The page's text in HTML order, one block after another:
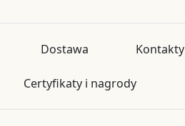
Dostawa Kontakty
Certyfikaty i nagrody